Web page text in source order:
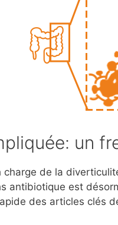
un
de la
antibiotique est
des articles clés